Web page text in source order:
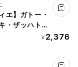
エ】ガトー・
・ザッハトル
¥ 2,376